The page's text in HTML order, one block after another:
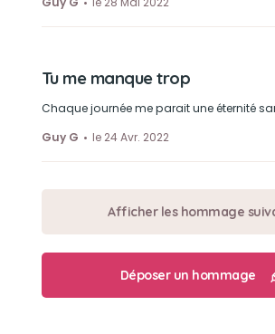
Tu me manque trop
Chaque journée me parait une éternité
Guy G
le 24 Avr. 2022
Afficher les hommage
Déposer un hommage